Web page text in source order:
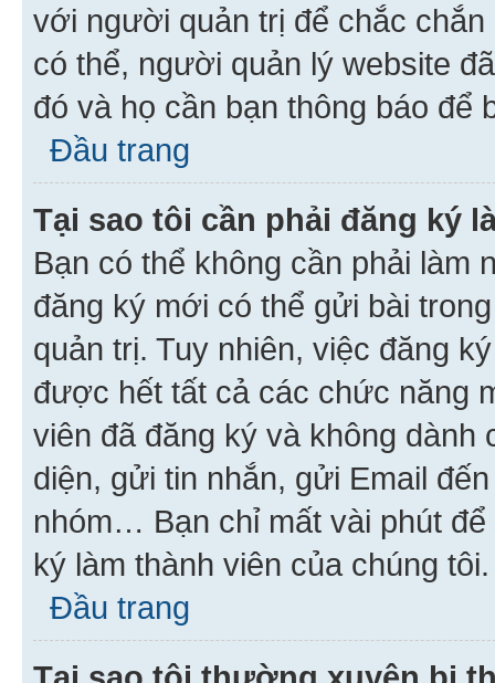
với người quản trị để chắc
có thể, người quản lý website
đó và họ cần bạn thông báo để
Đầu trang
Tại sao tôi cần phải đăng ký
Bạn có thể không cần phải làm
đăng ký mới có thể gửi bài
quản trị. Tuy nhiên, việc đăng
được hết tất cả các chức năng
viên đã đăng ký và không
diện, gửi tin nhắn, gửi Email
nhóm… Bạn chỉ mất vài phút
ký làm thành viên của chúng tôi.
Đầu trang